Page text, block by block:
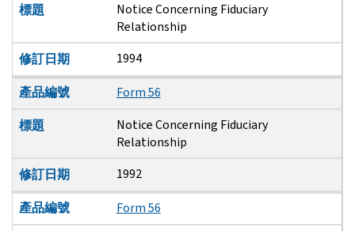
標題
Notice Concerning Fiduciary
Relationship
修訂日期
1994
產品編號
Form 56
標題
Notice Concerning Fiduciary
Relationship
修訂日期
1992
產品編號
Form 56